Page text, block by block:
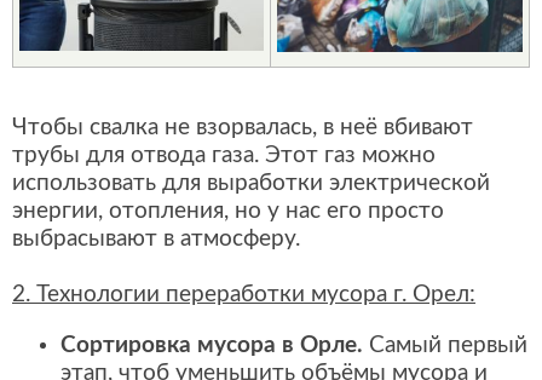
Чтобы свалка не взорвалась, в неё вбивают
трубы для отвода газа. Этот газ можно
использовать для выработки электрической
энергии, отопления, но у нас его просто
выбрасывают в атмосферу.
2. Технологии переработки мусора г. Орел:
Сортировка мусора в Орле. Самый первый
этап, чтоб уменьшить объёмы мусора и